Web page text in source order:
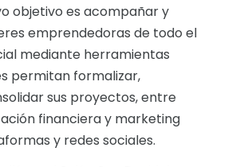
objetivo es acompañar y
emprendedoras de todo el
mediante herramientas
permitan formalizar,
sus proyectos, entre
financiera y marketing
y redes sociales.